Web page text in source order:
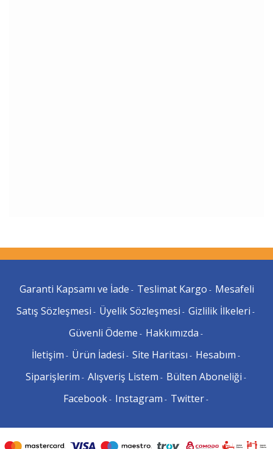
Garanti Kapsamı ve İade - Teslimat Kargo - Mesafeli
Satış Sözleşmesi - Üyelik Sözleşmesi - Gizlilik İlkeleri -
Güvenli Ödeme - Hakkımızda -
İletişim - Ürün İadesi - Site Haritası - Hesabım -
Siparişlerim - Alışveriş Listem - Bülten Aboneliği -
Facebook- Instagram - Twitter-